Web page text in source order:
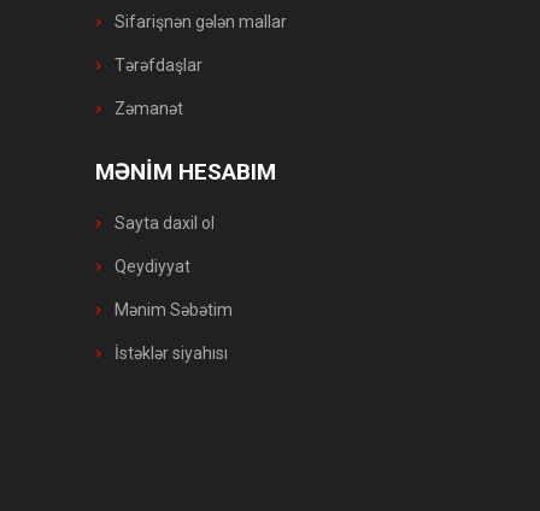
Sifarişnən gələn mallar
Tərəfdaşlar
Zəmanət
MƏNİM HESABIM
Sayta daxil ol
Qeydiyyat
Mənim Səbətim
İstəklər siyahısı